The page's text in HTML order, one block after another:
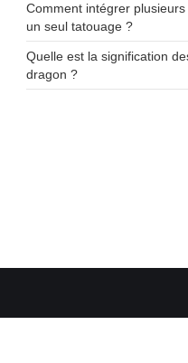
Comment intégrer
un seul tatouage ?
Quelle est la signification
dragon ?